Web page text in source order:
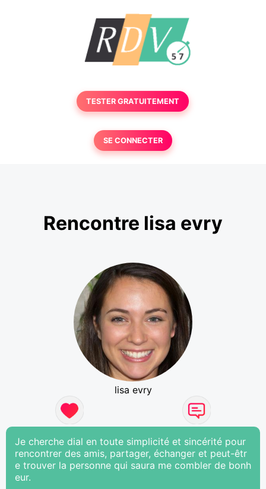
TESTER GRATUITEMENT
SE CONNECTER
Rencontre lisa evry
lisa evry
Je cherche dial en toute simplicité et sincérité pour
rencontrer des amis, partager, échanger et peut-êtr
e trouver la personne qui saura me combler de bonh
eur.